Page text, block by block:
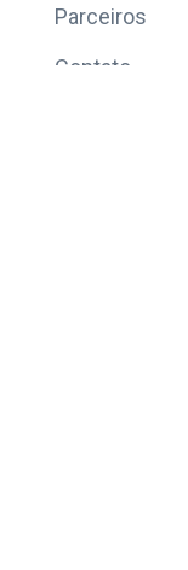
Parceiros
Contato